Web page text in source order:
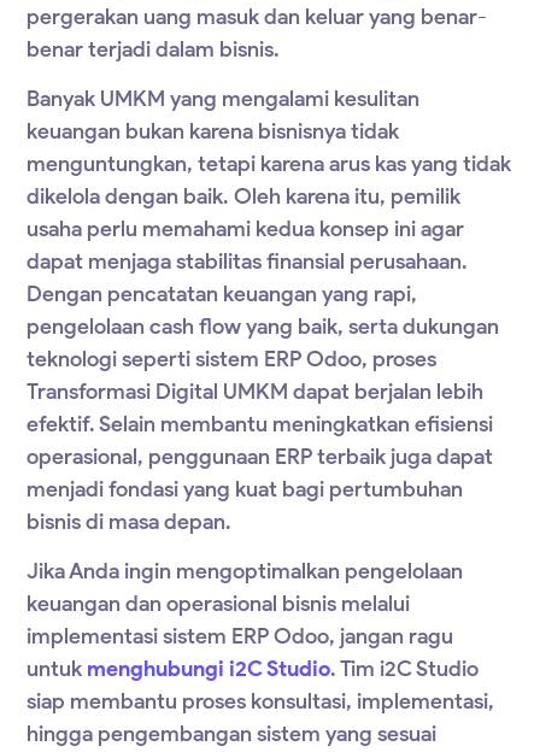
pergerakan uang masuk dan keluar yang benar-
benar terjadi dalam bisnis.
Banyak UMKM yang mengalami kesulitan
keuangan bukan karena bisnisnya tidak
menguntungkan, tetapi karena arus kas yang tidak
dikelola dengan baik. Oleh karena itu, pemilik
usaha perlu memahami kedua konsep ini agar
dapat menjaga stabilitas finansial perusahaan.
Dengan pencatatan keuangan yang rapi,
pengelolaan cash flow yang baik, serta dukungan
teknologi seperti sistem ERP Odoo, proses
Transformasi Digital UMKM dapat berjalan lebih
efektif. Selain membantu meningkatkan efisiensi
operasional, penggunaan ERP terbaik juga dapat
menjadi fondasi yang kuat bagi pertumbuhan
bisnis di masa depan.
Jika Anda ingin mengoptimalkan pengelolaan
keuangan dan operasional bisnis melalui
implementasi sistem ERP Odoo, jangan ragu
untuk menghubungi i2C Studio. Tim i2C Studio
siap membantu proses konsultasi, implementasi,
hingga pengembangan sistem yang sesuai